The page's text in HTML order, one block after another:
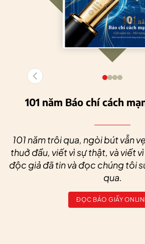
101 năm Báo chí cách
101 năm trôi qua, ngòi bút vẫn
thuở đầu, viết vì sự thật, và viết
độc giả đã tin và đọc chúng tôi
qua.
ĐỌC BÁO GIẤY